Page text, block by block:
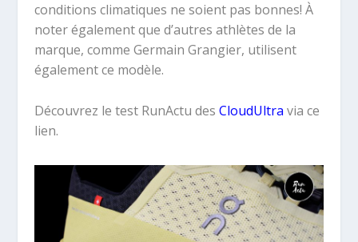
conditions climatiques ne soient pas bonnes! À
noter également que d’autres athlètes de la
marque, comme Germain Grangier, utilisent
également ce modèle.
Découvrez le test RunActu des CloudUltra via ce
lien.